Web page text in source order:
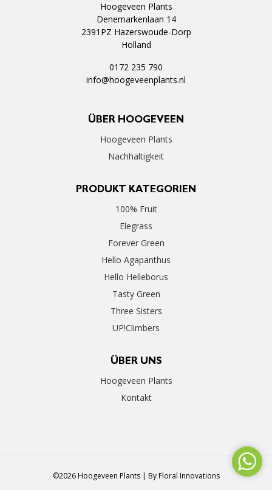
Hoogeveen Plants
Denemarkenlaan 14
2391PZ Hazerswoude-Dorp
Holland
0172 235 790
info@hoogeveenplants.nl
ÜBER HOOGEVEEN
Hoogeveen Plants
Nachhaltigkeit
PRODUKT KATEGORIEN
100% Fruit
Elegrass
Forever Green
Hello Agapanthus
Hello Helleborus
Tasty Green
Three Sisters
UP!Climbers
ÜBER UNS
Hoogeveen Plants
Kontakt
©2026 Hoogeveen Plants | By Floral Innovations